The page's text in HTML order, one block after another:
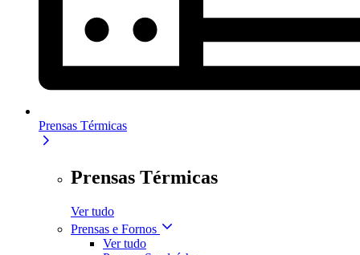
Prensas Térmicas
Prensas Térmicas
Ver tudo
Prensas e Fornos
Ver tudo